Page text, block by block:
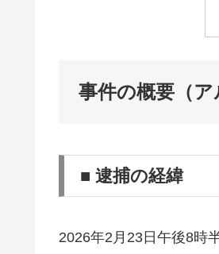
事件の概要（ア
■ 逮捕の経緯
2026年2月23日午後8時